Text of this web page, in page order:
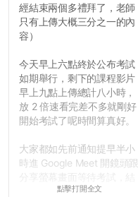
經結束兩個多禮拜了，老師
只有上傳大概三分之一的內
容）
今天早上六點終於公布考試
如期舉行，剩下的課程影片
早上九點上傳總計八小時，
放 2 倍速看完差不多就剛好
開始考試了呢時間算真好。
大家都如先前通知提早半小
時進 Google Meet 開鏡頭跟
分享螢幕畫面等待考試，結
果就是無止盡的等待，等到
點擊打開全文